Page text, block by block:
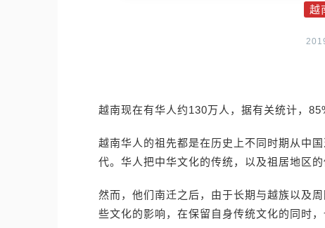
越
越南现在有华人约130万人，据有关统计，
越南华人的祖先都是在历史上不同时期从中
代。华人把中华文化的传统，以及祖居地区
然而，他们南迁之后，由于长期与越族以及
些文化的影响，在保留自身传统文化的同时